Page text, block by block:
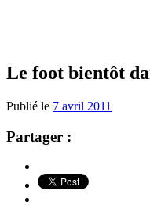
Le foot bientôt
Publié le 7 avril 2011
Partager :